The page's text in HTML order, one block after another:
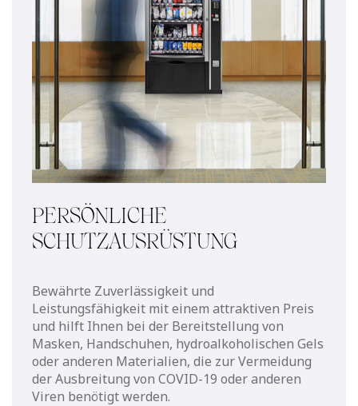
PERSÖNLICHE
SCHUTZAUSRÜSTUNG
Bewährte Zuverlässigkeit und
Leistungsfähigkeit mit einem attraktiven Preis
und hilft Ihnen bei der Bereitstellung von
Masken, Handschuhen, hydroalkoholischen Gels
oder anderen Materialien, die zur Vermeidung
der Ausbreitung von COVID-19 oder anderen
Viren benötigt werden.